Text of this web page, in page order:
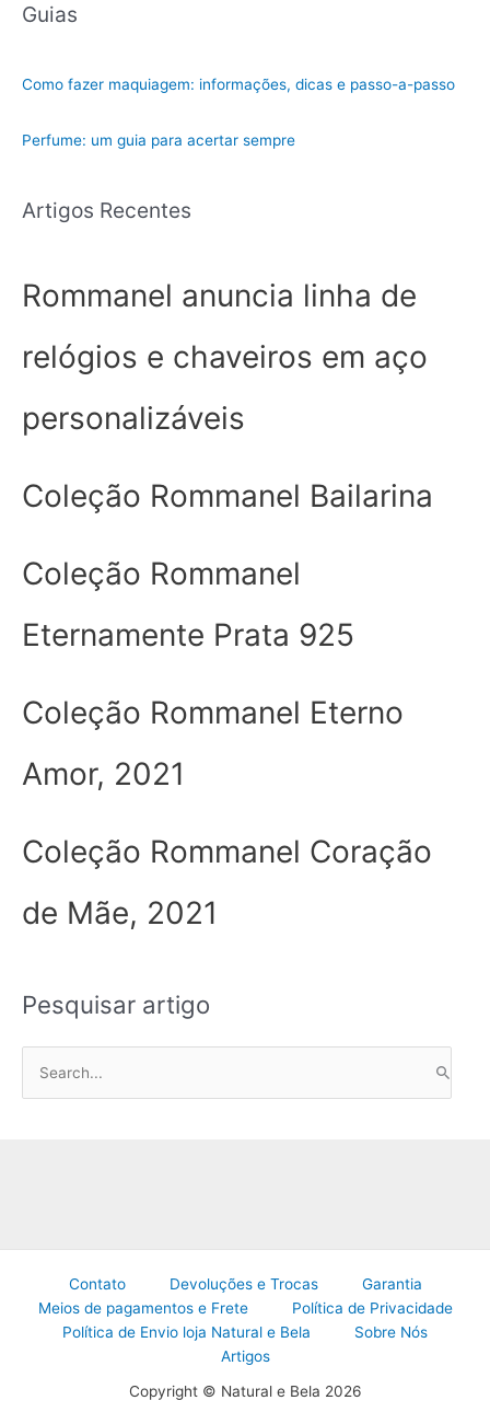
Guias
Como fazer maquiagem: informações, dicas e passo-a-passo
Perfume: um guia para acertar sempre
Artigos Recentes
Rommanel anuncia linha de
relógios e chaveiros em aço
personalizáveis
Coleção Rommanel Bailarina
Coleção Rommanel
Eternamente Prata 925
Coleção Rommanel Eterno
Amor, 2021
Coleção Rommanel Coração
de Mãe, 2021
Pesquisar artigo
Contato Devoluções e Trocas
Garantia
Meios de pagamentos e Frete
Política de Privacidade
Política de Envio loja Natural e Bela
Sobre Nós
Artigos
Copyright © Natural e Bela 2026